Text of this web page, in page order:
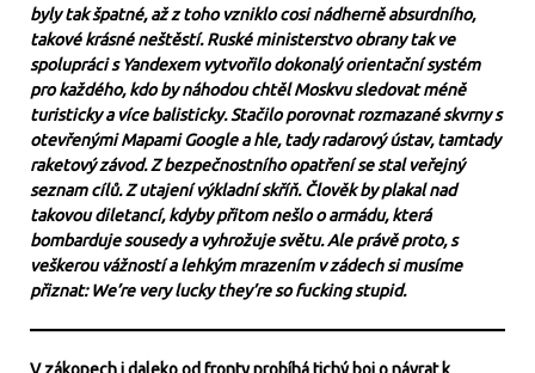
byly tak špatné, až z toho vzniklo cosi nádherně absurdního,
takové krásné neštěstí. Ruské ministerstvo obrany tak ve
spolupráci s Yandexem vytvořilo dokonalý orientační systém
pro každého, kdo by náhodou chtěl Moskvu sledovat méně
turisticky a více balisticky. Stačilo porovnat rozmazané skvrny s
otevřenými Mapami Google a hle, tady radarový ústav, tamtady
raketový závod. Z bezpečnostního opatření se stal veřejný
seznam cílů. Z utajení výkladní skříň. Člověk by plakal nad
takovou diletancí, kdyby přitom nešlo o armádu, která
bombarduje sousedy a vyhrožuje světu. Ale právě proto, s
veškerou vážností a lehkým mrazením v zádech si musíme
přiznat: We’re very lucky they’re so fucking stupid.
V zákopech i daleko od fronty probíhá tichý boj o návrat k